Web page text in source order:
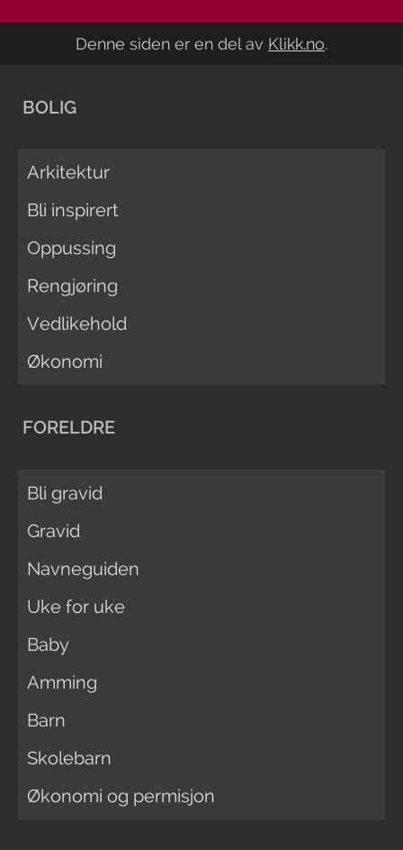
Denne siden er en del av Klikk.no.
BOLIG
Arkitektur
Bli inspirert
Oppussing
Rengjøring
Vedlikehold
Økonomi
FORELDRE
Bli gravid
Gravid
Navneguiden
Uke for uke
Baby
Amming
Barn
Skolebarn
Økonomi og permisjon